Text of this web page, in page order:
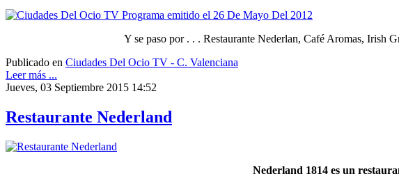
Y se paso por . . . Restaurante Nederlan, Café Aromas, Irish
Publicado en Ciudades Del Ocio TV - C. Valenciana
Leer más ...
Jueves, 03 Septiembre 2015 14:52
Restaurante Nederland
Nederland 1814 es un